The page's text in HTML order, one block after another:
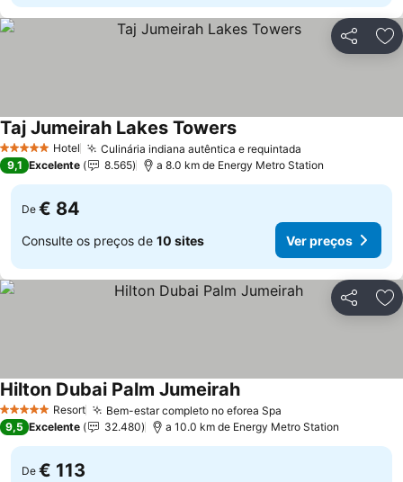
Partilhar
5 Estrelas Hotel Culinária indiana autêntica e requintada
Taj Jumeirah Lakes Towers
9,1 Excelente 8.565 a 8.0 km de Energy Metro Station
De € 84
Consulte os preços de 10 sites Ver preços
Partilhar
5 Estrelas Resort Bem-estar completo no eforea Spa
Hilton Dubai Palm Jumeirah
9,5 Excelente 32.480 a 10.0 km de Energy Metro Station
De € 113